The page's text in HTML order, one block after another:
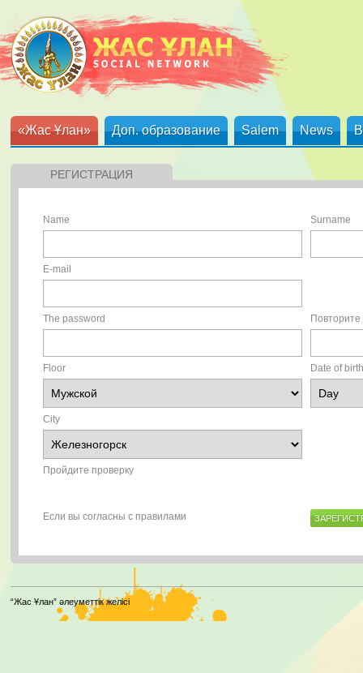
«Жас Ұлан» Доп. образование Salem News
РЕГИСТРАЦИЯ
Name Surname
E-mail
The password
Floor Date of birth
City
Пройдите проверку
Если вы согласны с правилами
“Жас Ұлан” әлеуметтік желісі